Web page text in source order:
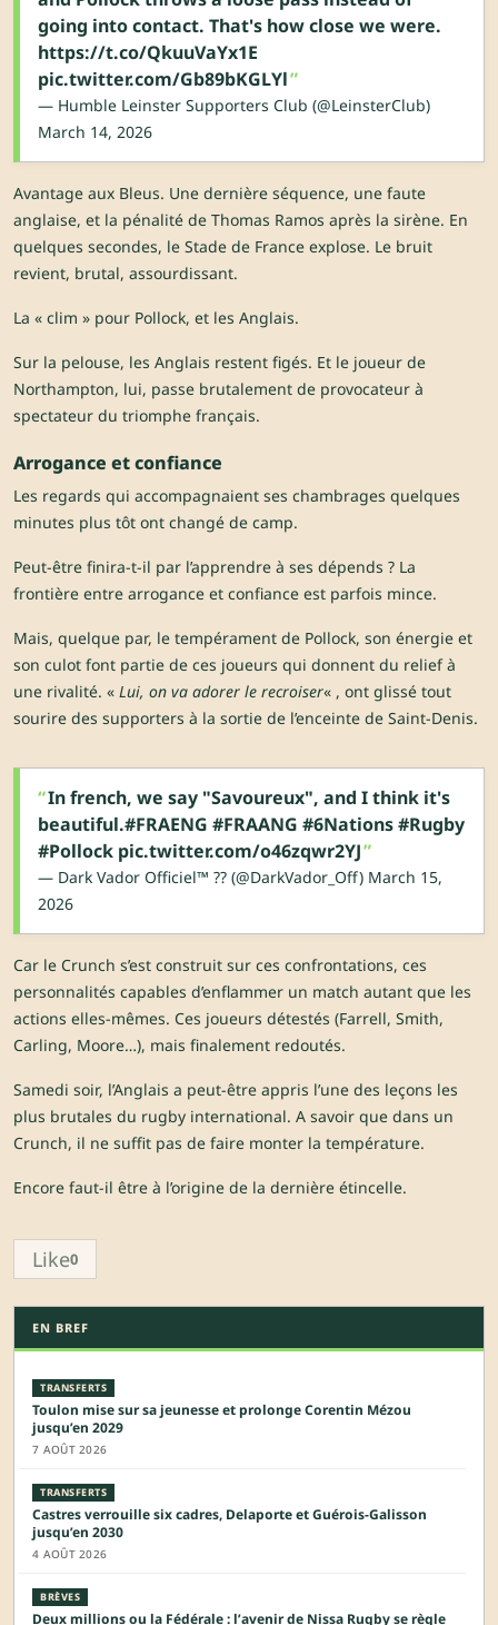
going into contact. That's how close we were.
https://t.co/QkuuVaYx1E
pic.twitter.com/Gb89bKGLYl
— Humble Leinster Supporters Club (@LeinsterClub)
March 14, 2026
Avantage aux Bleus. Une dernière séquence, une faute
anglaise, et la pénalité de Thomas Ramos après la sirène. En
quelques secondes, le Stade de France explose. Le bruit
revient, brutal, assourdissant.
La « clim » pour Pollock, et les Anglais.
Sur la pelouse, les Anglais restent figés. Et le joueur de
Northampton, lui, passe brutalement de provocateur à
spectateur du triomphe français.
Arrogance et confiance
Les regards qui accompagnaient ses chambrages quelques
minutes plus tôt ont changé de camp.
Peut-être finira-t-il par l’apprendre à ses dépends ? La
frontière entre arrogance et confiance est parfois mince.
Mais, quelque par, le tempérament de Pollock, son énergie et
son culot font partie de ces joueurs qui donnent du relief à
une rivalité. « Lui, on va adorer le recroiser« , ont glissé tout
sourire des supporters à la sortie de l’enceinte de Saint-Denis.
In french, we say "Savoureux", and I think it's
beautiful.#FRAENG #FRAANG #6Nations#Rugby
#Pollock pic.twitter.com/o46zqwr2YJ
— Dark Vador Officiel™ ?? (@DarkVador_Off) March 15,
2026
Car le Crunch s’est construit sur ces confrontations, ces
personnalités capables d’enflammer un match autant que les
actions elles-mêmes. Ces joueurs détestés (Farrell, Smith,
Carling, Moore…), mais finalement redoutés.
Samedi soir, l’Anglais a peut-être appris l’une des leçons les
plus brutales du rugby international. A savoir que dans un
Crunch, il ne suffit pas de faire monter la température.
Encore faut-il être à l’origine de la dernière étincelle.
Like0
EN BREF
TRANSFERTS
Toulon mise sur sa jeunesse et prolonge Corentin Mézou
jusqu’en 2029
7 AOÛT 2026
TRANSFERTS
Castres verrouille six cadres, Delaporte et Guérois-Galisson
jusqu’en 2030
4 AOÛT 2026
BRÈVES
Deux millions ou la Fédérale : l’avenir de Nissa Rugby se règle